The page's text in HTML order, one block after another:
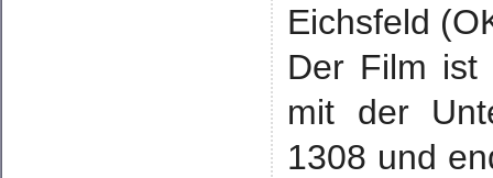
Eichsfeld
Der Film ist
mit der
1308 und